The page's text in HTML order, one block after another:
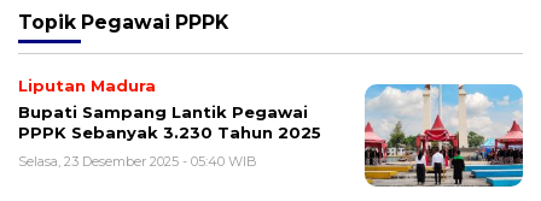
Topik Pegawai PPPK
Liputan Madura
Bupati Sampang Lantik Pegawai
PPPK Sebanyak 3.230 Tahun 2025
Selasa, 23 Desember 2025 - 05:40 WIB